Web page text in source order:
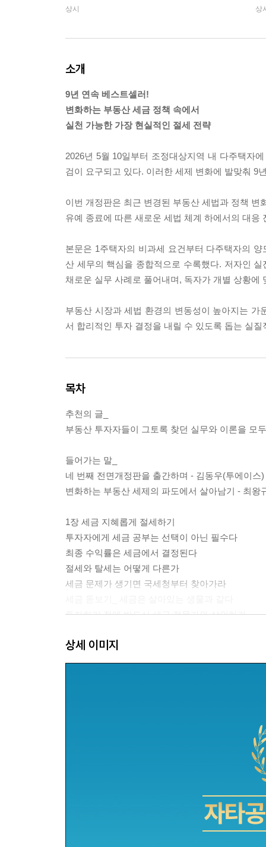
상시 상
소개
9년 연속 베스트셀러!
변화하는 부동산 세금 정책 속에서
실천 가능한 가장 현실적인 절세 전략
2026년 5월 10일부터 조정대상지역 내 다주택자
검이 요구되고 있다. 이러한 세제 변화에 발맞춰 9
이번 개정판은 최근 변경된 부동산 세법과 정책
유예 종료에 따른 새로운 세법 체계 하에서의 대응
본문은 1주택자의 비과세 요건부터 다주택자의
산 세무의 핵심을 종합적으로 수록했다. 저자인
채로운 실무 사례로 풀어내며, 독자가 개별 상황
부동산 시장과 세법 환경의 변동성이 높아지는
서 합리적인 투자 결정을 내릴 수 있도록 돕는 실
목차
추천의 글_
부동산 투자자들이 그토록 찾던 실무와 이론을 모
들어가는 말_
네 번째 전면개정판을 출간하며 - 김동우(투에이스)
변화하는 부동산 세제의 파도에서 살아남기 - 최왕
1장 세금 지혜롭게 절세하기
투자자에게 세금 공부는 선택이 아닌 필수다
최종 수익률은 세금에서 결정된다
절세와 탈세는 어떻게 다른가
세금 문제가 생기면 국세청부터 찾아가라
투자하기 전에 반드시 세금 전문가와 상의하라
2장 이것만 알면 부동산 세금이 쉬워진다
세금 돋보기_ 세상에서 제일 좋은 절세법 ‘비과세’
Insight_ 절세만 잘해도 충분한 수익을 거둘 수 있다
3장 취득 및 보유 시 필요한 세금 제대로 알기
상세 이미지